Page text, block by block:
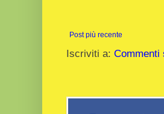
Post più recente
Iscriviti a: Commenti